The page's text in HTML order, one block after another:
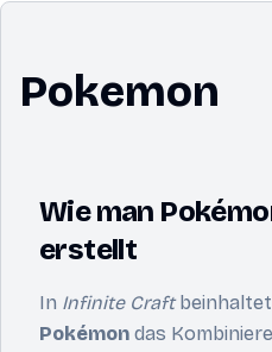
Pokemon
Wie man
erstellt
In Infinite Craftbeinhaltet
Pokémon das